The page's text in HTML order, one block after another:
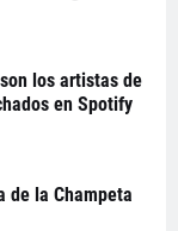
los artistas de
en Spotify
de la Champeta